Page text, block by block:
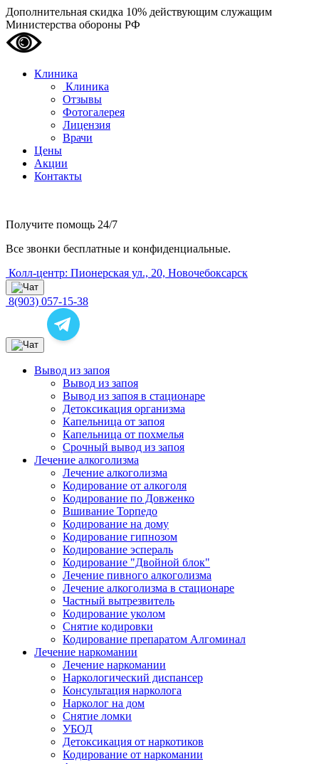
Дополнительная скидка 10% действующим служащим
Министерства обороны РФ
Клиника
Клиника
Отзывы
Фотогалерея
Лицензия
Врачи
Цены
Акции
Контакты
Получите помощь 24/7
Все звонки бесплатные и конфиденциальные.
Колл-центр: Пионерская ул., 20, Новочебоксарск
8(903) 057-15-38
Вывод из запоя
Вывод из запоя
Вывод из запоя в стационаре
Детоксикация организма
Капельница от запоя
Капельница от похмелья
Срочный вывод из запоя
Лечение алкоголизма
Лечение алкоголизма
Кодирование от алкоголя
Кодирование по Довженко
Вшивание Торпедо
Кодирование на дому
Кодирование гипнозом
Кодирование эспераль
Кодирование "Двойной блок"
Лечение пивного алкоголизма
Лечение алкоголизма в стационаре
Частный вытрезвитель
Кодирование уколом
Снятие кодировки
Кодирование препаратом Алгоминал
Лечение наркомании
Лечение наркомании
Наркологический диспансер
Консультация нарколога
Нарколог на дом
Снятие ломки
УБОД
Детоксикация от наркотиков
Кодирование от наркомании